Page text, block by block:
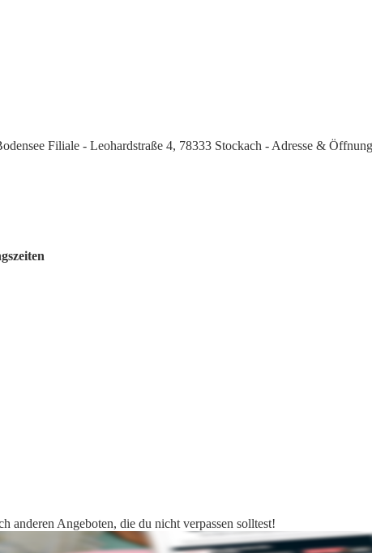
Filiale - Leohardstraße 4, 78333 Stockach - Adresse &
anderen Angeboten, die du nicht verpassen solltest!